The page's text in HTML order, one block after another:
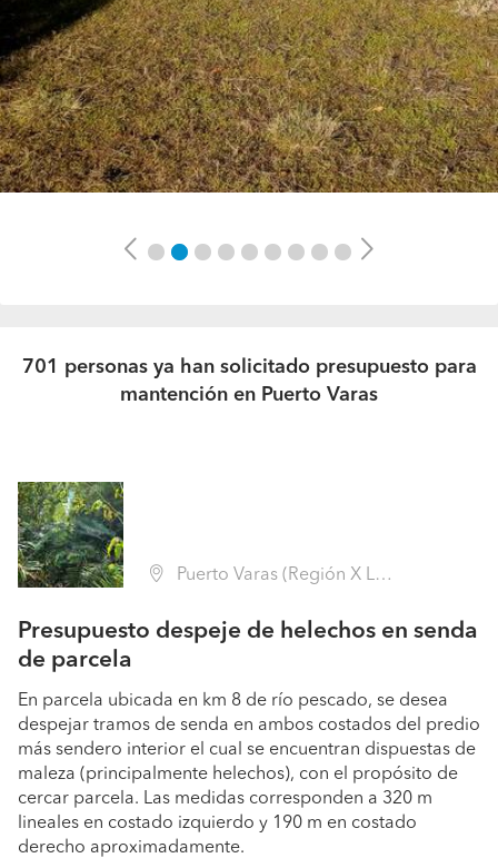
Previous Next
701 personas ya han solicitado presupuesto para
mantención en Puerto Varas
Puerto Varas (Región X Los Lagos - Llanquihue)
Presupuesto despeje de helechos en senda
de parcela
En parcela ubicada en km 8 de río pescado, se desea
despejar tramos de senda en ambos costados del predio
más sendero interior el cual se encuentran dispuestas de
maleza (principalmente helechos), con el propósito de
cercar parcela. Las medidas corresponden a 320 m
lineales en costado izquierdo y 190 m en costado
derecho aproximadamente.